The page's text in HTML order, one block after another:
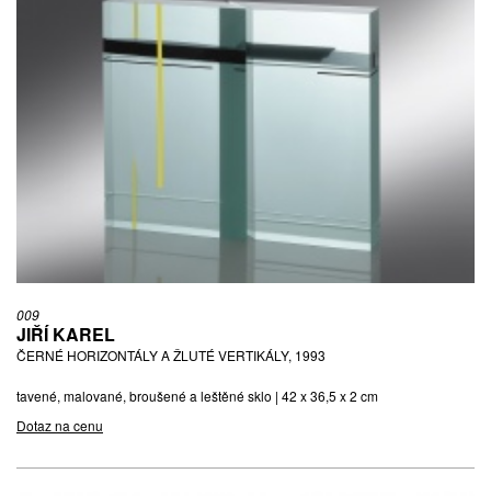
009
JIŘÍ KAREL
ČERNÉ HORIZONTÁLY A ŽLUTÉ VERTIKÁLY, 1993
tavené, malované, broušené a leštěné sklo | 42 x 36,5 x 2 cm
Dotaz na cenu